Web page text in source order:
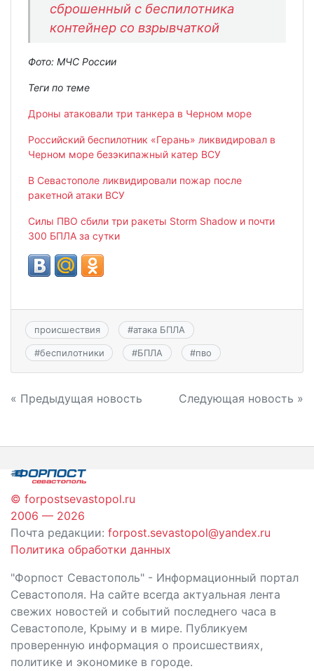
сброшенный с беспилотника
контейнер со взрывчаткой
Фото: МЧС России
Теги по теме
Дроны атаковали три танкера в Черном море
Российский беспилотник «Герань» ликвидировал в
Черном море безэкипажный катер ВСУ
В Севастополе ликвидировали пожар после
ракетной атаки ВСУ
Силы ПВО сбили три ракеты Storm Shadow и почти
300 БПЛА за сутки
происшествия #атака БПЛА
#беспилотники #БПЛА #пво
Навигация
записям
« Предыдущая новость Следующая новость »
© forpostsevastopol.ru
2006 — 2026
Почта редакции: forpost.sevastopol@yandex.ru
Политика обработки данных
"Форпост Севастополь" - Информационный портал
Севастополя. На сайте всегда актуальная лента
свежих новостей и событий последнего часа в
Севастополе, Крыму и в мире. Публикуем
проверенную информация о происшествиях,
политике и экономике в городе.